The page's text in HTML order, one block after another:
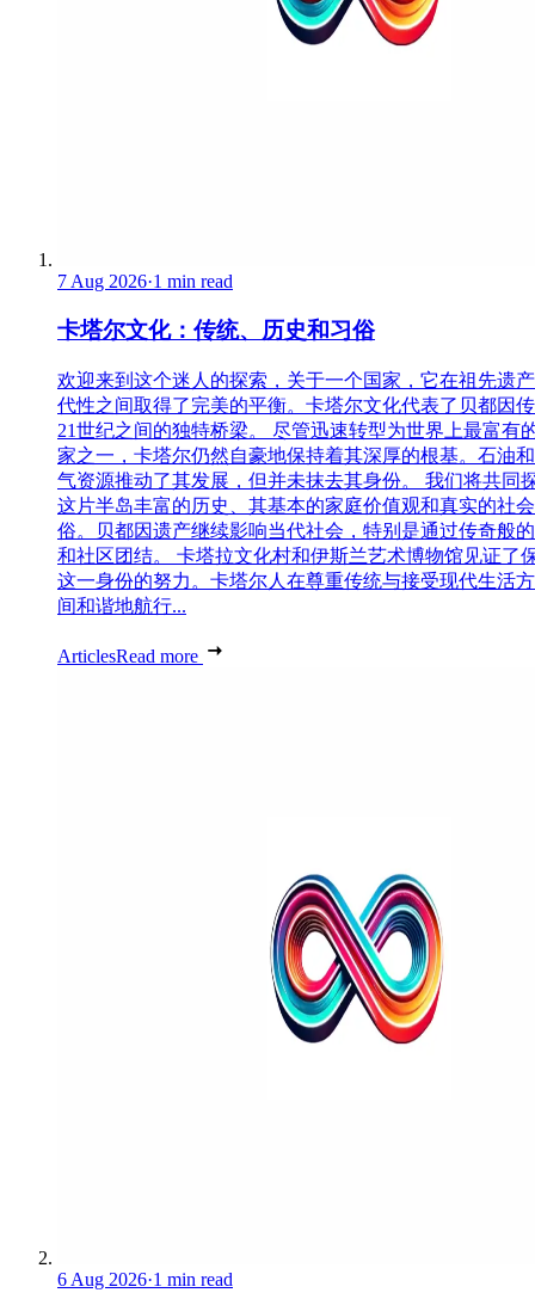
7 Aug 2026·1 min read
卡塔尔文化：传统、历史和习俗
欢迎来到这个迷人的探索，关于一个国家，它在祖先遗
代性之间取得了完美的平衡。卡塔尔文化代表了贝都因
21世纪之间的独特桥梁。 尽管迅速转型为世界上最富有
家之一，卡塔尔仍然自豪地保持着其深厚的根基。石油
气资源推动了其发展，但并未抹去其身份。 我们将共同
这片半岛丰富的历史、其基本的家庭价值观和真实的社
俗。贝都因遗产继续影响当代社会，特别是通过传奇般
和社区团结。 卡塔拉文化村和伊斯兰艺术博物馆见证了
这一身份的努力。卡塔尔人在尊重传统与接受现代生活
间和谐地航行...
ArticlesRead more
6 Aug 2026·1 min read